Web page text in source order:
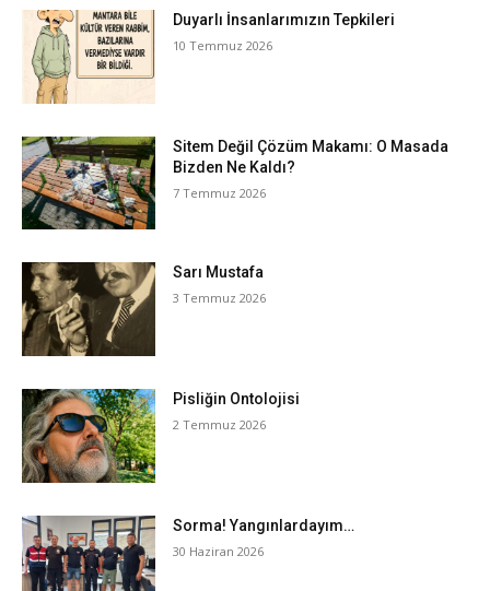
Duyarlı İnsanlarımızın Tepkileri
10 Temmuz 2026
Sitem Değil Çözüm Makamı: O Masada
Bizden Ne Kaldı?
7 Temmuz 2026
Sarı Mustafa
3 Temmuz 2026
Pisliğin Ontolojisi
2 Temmuz 2026
Sorma! Yangınlardayım…
30 Haziran 2026